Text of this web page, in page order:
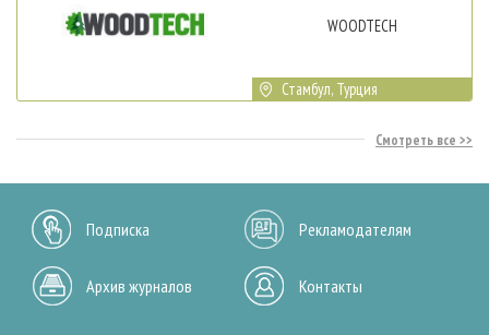
WOODTECH
Стамбул, Турция
Смотреть все
Подписка Рекламодателям
Архив журналов Контакты